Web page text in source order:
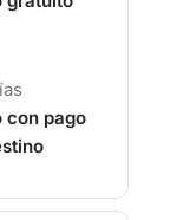
con pago